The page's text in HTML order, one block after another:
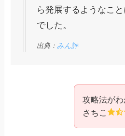
ら発展するようなこ
でした。
出典： みん評
攻略法が
さちこ